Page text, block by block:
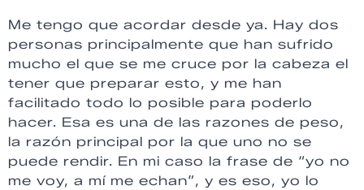
Me tengo que acordar desde ya. Hay dos
personas principalmente que han sufrido
mucho el que se me cruce por la cabeza el
tener que preparar esto, y me han
facilitado todo lo posible para poderlo
hacer. Esa es una de las razones de peso,
la razón principal por la que uno no se
puede rendir. En mi caso la frase de “yo no
me voy, a mí me echan”, y es eso, yo lo